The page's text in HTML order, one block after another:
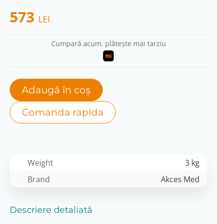
573 LEI
Cumpară acum, plătește mai tarziu
Adaugă în coș
Comanda rapida
Descriere detaliată
Weight
3 kg
Brand
Akces Med